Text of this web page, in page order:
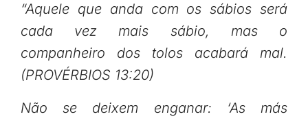
“Aquele que anda com os sábios será
cada vez mais sábio, mas o
companheiro dos tolos acabará mal.
(PROVÉRBIOS 13:20)
Não se deixem enganar: ‘As más